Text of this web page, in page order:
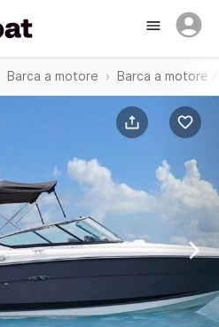
Barca a motore Barca a motore